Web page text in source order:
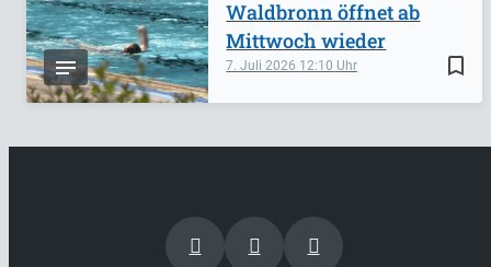
bookmark_border
7. Juli 2026 12:10
Waldbronn öffnet ab
Mittwoch wieder